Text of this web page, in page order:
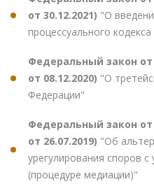
от 30.12.2021) "О
процессуального
Федеральный закон от
от 08.12.2020) "О
Федерации"
Федеральный закон от
от 26.07.2019) "Об
урегулирования споров с
(процедуре медиации)"